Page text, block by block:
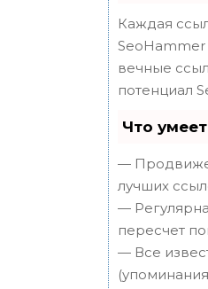
Каждая
вечные
потенциал
Что
—
лучших
—
пересчет
— Все